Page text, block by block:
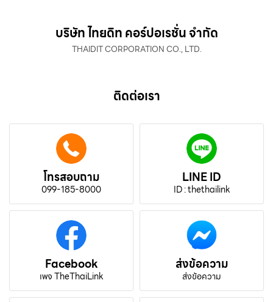
บริษัท ไทยดิท คอร์ปอเรชั่น จำกัด
THAIDIT CORPORATION CO., LTD.
ติดต่อเรา
โทรสอบถาม
099-185-8000
LINE ID
ID : thethailink
Facebook
เพจ TheThaiLink
ส่งข้อความ
ส่งข้อความ